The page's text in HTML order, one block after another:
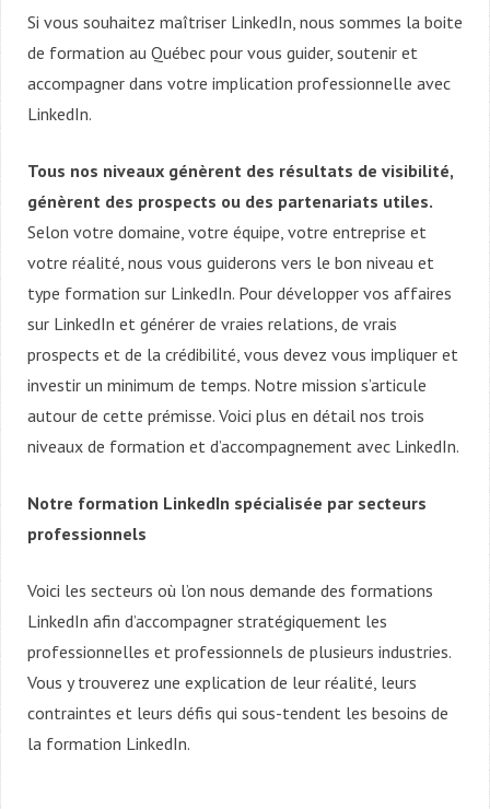
Si vous souhaitez maîtriser LinkedIn, nous sommes la boite
de formation au Québec pour vous guider, soutenir et
accompagner dans votre implication professionnelle avec
LinkedIn.
Tous nos niveaux génèrent des résultats de visibilité,
génèrent des prospects ou des partenariats utiles.
Selon votre domaine, votre équipe, votre entreprise et
votre réalité, nous vous guiderons vers le bon niveau et
type formation sur LinkedIn. Pour développer vos affaires
sur LinkedIn et générer de vraies relations, de vrais
prospects et de la crédibilité, vous devez vous impliquer et
investir un minimum de temps. Notre mission s’articule
autour de cette prémisse. Voici plus en détail nos trois
niveaux de formation et d’accompagnement avec LinkedIn.
Notre formation LinkedIn spécialisée par secteurs
professionnels
Voici les secteurs où l’on nous demande des formations
LinkedIn afin d’accompagner stratégiquement les
professionnelles et professionnels de plusieurs industries.
Vous y trouverez une explication de leur réalité, leurs
contraintes et leurs défis qui sous-tendent les besoins de
la formation LinkedIn.